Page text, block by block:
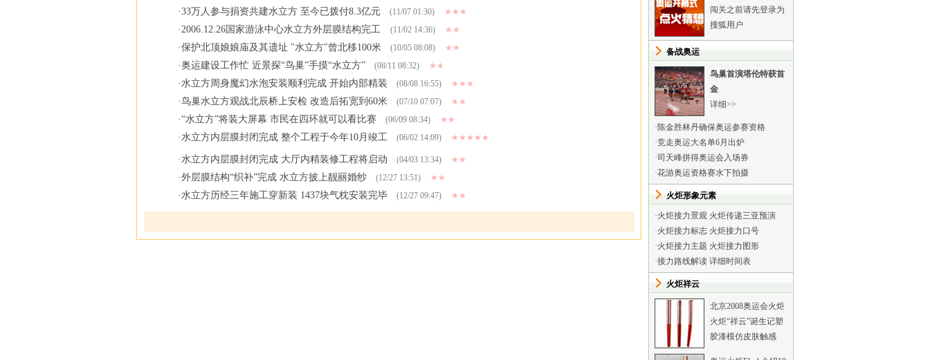
·33万人参与捐资共建水立方 至今已拨付8.3亿元 (11/07 01:30) ★★★
·2006.12.26国家游泳中心水立方外层膜结构完工 (11/02 14:36) ★★
·保护北顶娘娘庙及其遗址 "水立方"曾北移100米 (10/05 08:08) ★★
·奥运建设工作忙 近景探“鸟巢”手摸“水立方” (08/11 08:32) ★★
·水立方周身魔幻水泡安装顺利完成 开始内部精装 (08/08 16:55) ★★★
·鸟巢水立方观战北辰桥上安检 改造后拓宽到60米 (07/10 07:07) ★★
·“水立方”将装大屏幕 市民在四环就可以看比赛 (06/09 08:34) ★★
·水立方内层膜封闭完成 整个工程于今年10月竣工 (06/02 14:09) ★★★★★
·水立方内层膜封闭完成 大厅内精装修工程将启动 (04/03 13:34) ★★
·外层膜结构“织补”完成 水立方披上靓丽婚纱 (12/27 13:51) ★★
·水立方历经三年施工穿新装 1437块气枕安装完毕 (12/27 09:47) ★★
闯关之前请先登录为
搜狐用户
备战奥运
鸟巢首演塔伦特获首
金
详细>>
·陈金胜林丹确保奥运参赛资格
·竞走奥运大名单6月出炉
·司天峰拼得奥运会入场券
·花游奥运资格赛水下拍摄
火炬形象元素
·火炬接力景观 火炬传递三亚预演
·火炬接力标志 火炬接力口号
·火炬接力主题 火炬接力图形
·接力路线解读 详细时间表
火炬祥云
北京2008奥运会火炬
火炬“祥云”诞生记塑
胶漆模仿皮肤触感